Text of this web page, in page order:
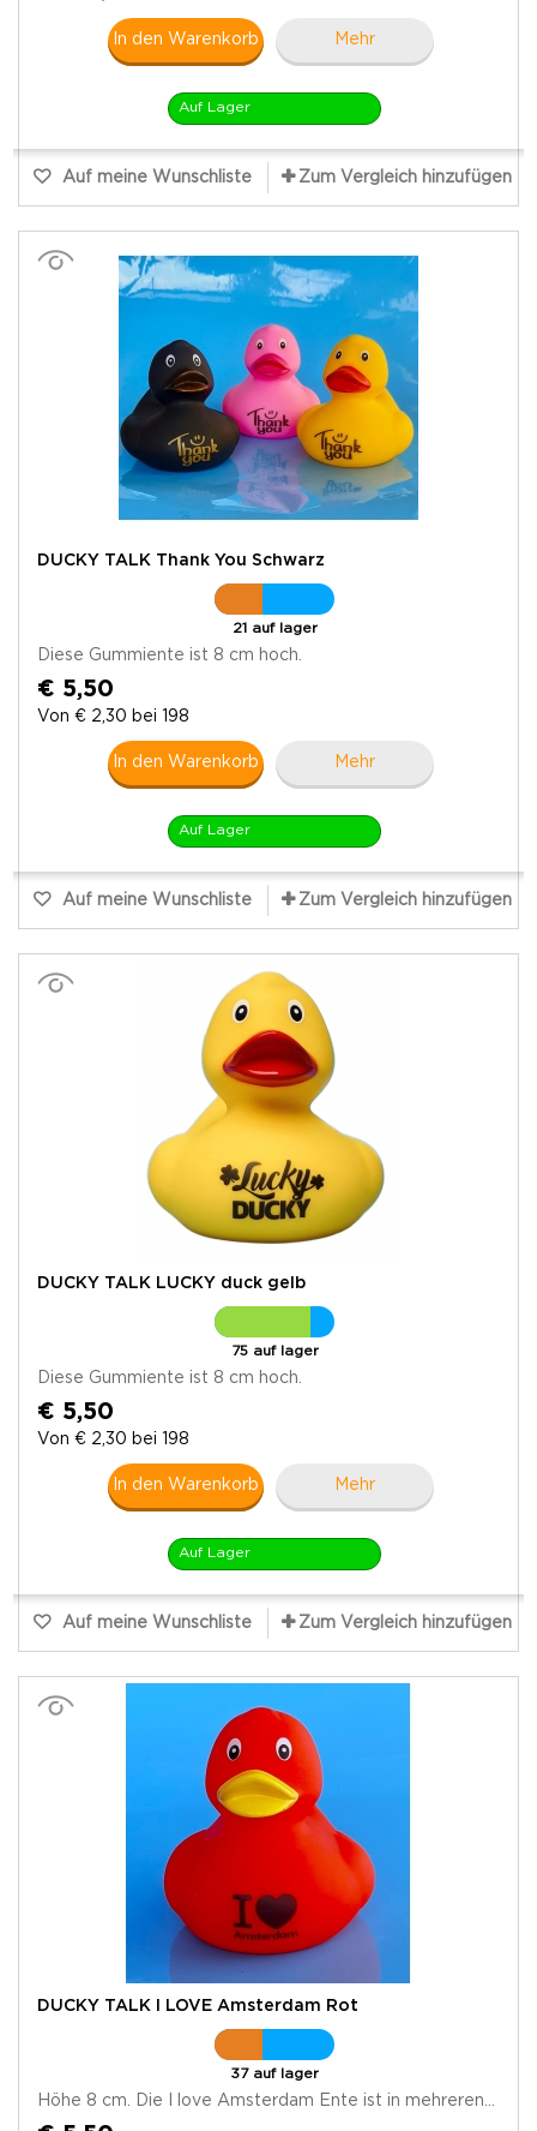
In den Warenkorb Mehr
Auf Lager
Auf meine Wunschliste Zum Vergleich hinzufügen
DUCKY TALK Thank You Schwarz
21 auf lager
Diese Gummiente ist 8 cm hoch.
€ 5,50
Von € 2,30 bei 198
In den Warenkorb Mehr
Auf Lager
Auf meine Wunschliste Zum Vergleich hinzufügen
DUCKY TALK LUCKY duck gelb
75 auf lager
Diese Gummiente ist 8 cm hoch.
€ 5,50
Von € 2,30 bei 198
In den Warenkorb Mehr
Auf Lager
Auf meine Wunschliste Zum Vergleich hinzufügen
DUCKY TALK I LOVE Amsterdam Rot
37 auf lager
Höhe 8 cm. Die I love Amsterdam Ente ist in mehreren...